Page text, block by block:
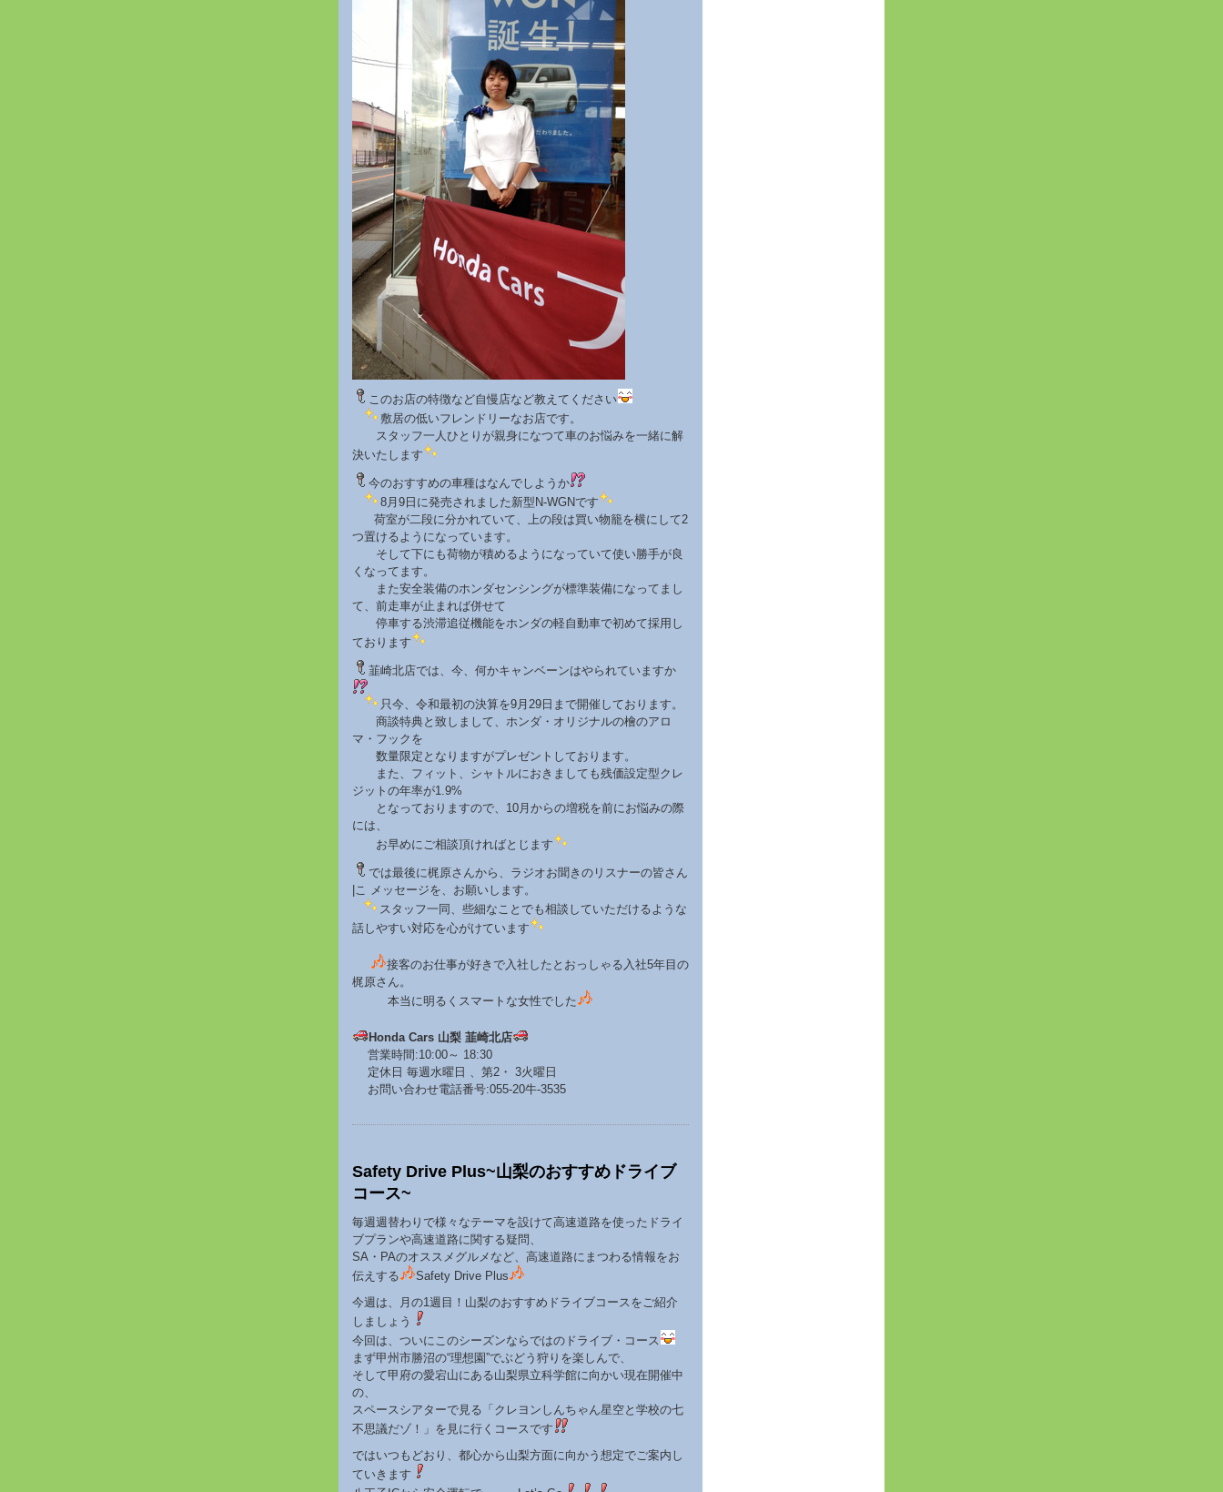
このお店の特徴など自慢店など教えてください
敷居の低いフレンドリーなお店です。
スタッフ一人ひとりが親身になつて車のお悩みを一緒に解
決いたします
今のおすすめの車種はなんでしようか
8月9日に発売されました新型N-WGNです
荷室が二段に分かれていて、上の段は買い物籠を横にして2
つ置けるようになっています。
そして下にも荷物が積めるようになっていて使い勝手が良
くなってます。
また安全装備のホンダセンシングが標準装備になってまし
て、前走車が止まれば併せて
停車する渋滞追従機能をホンダの軽自動車で初めて採用し
ております
韮崎北店では、今、何かキャンベーンはやられていますか
只今、令和最初の決算を9月29日まで開催しております。
商談特典と致しまして、ホンダ・オリジナルの檜のアロ
マ・フックを
数量限定となりますがプレゼントしております。
また、フィット、シャトルにおきましても残価設定型クレ
ジットの年率が1.9%
となっておりますので、10月からの増税を前にお悩みの際
には、
お早めにご相談頂ければとじます
では最後に梶原さんから、ラジオお聞きのリスナーの皆さん
|こ メッセージを、お願いします。
スタッフ一同、些細なことでも相談していただけるような
話しやすい対応を心がけています
接客のお仕事が好きで入社したとおっしゃる入社5年目の
梶原さん。
本当に明るくスマートな女性でした
Honda Cars 山梨 韮崎北店
営業時間:10:00～ 18:30
定休日 毎週水曜日 、第2・ 3火曜日
お問い合わせ電話番号:055-20牛-3535
Safety Drive Plus~山梨のおすすめドライブ
コース~
毎週週替わりで様々なテーマを設けて高速道路を使ったドライ
ブプランや高速道路に関する疑問、
SA・PAのオススメグルメなど、高速道路にまつわる情報をお
伝えする
Safety Drive Plus
今週は、月の1週目！山梨のおすすめドライブコースをご紹介
しましょう
今回は、ついにこのシーズンならではのドライブ・コース
まず甲州市勝沼の“理想園”でぶどう狩りを楽しんで、
そして甲府の愛宕山にある山梨県立科学館に向かい現在開催中
の、
スペースシアターで見る「クレヨンしんちゃん星空と学校の七
不思議だゾ！」を見に行くコースです
ではいつもどおり、都心から山梨方面に向かう想定でご案内し
ていきます